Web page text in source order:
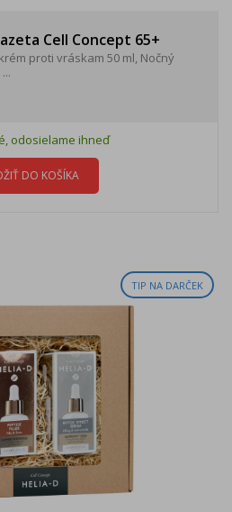
Cell Concept 65+
proti vráskam 50 ml, Nočný
odosielame ihneď
DO KOŠÍKA
TIP NA DARČEK